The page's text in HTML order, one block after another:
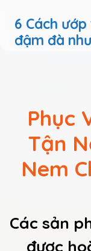
6 Cách
đậm đà
Phục
Tận
Nem
Các sản
được